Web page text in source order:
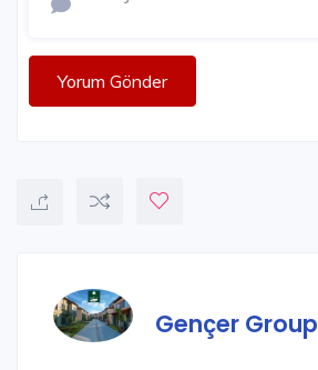
Yorum Gönder
Gençer Group